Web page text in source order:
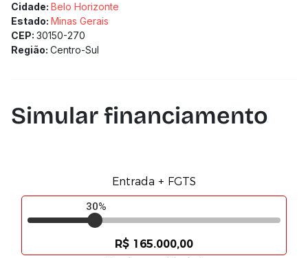
Cidade: Belo Horizonte
Estado: Minas Gerais
CEP: 30150-270
Região: Centro-Sul
Simular financiamento